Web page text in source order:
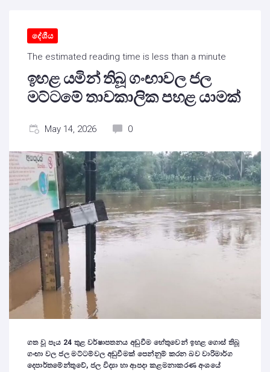
දේශීය
The estimated reading time is less than a minute
ඉහළ යමින් තිබූ ගංඟාවල ජල
මට්ටමේ තාවකාලික පහළ යාමක්
May 14, 2026 0
ගත වූ පැය 24 තුළ වර්ෂාපතනය අඩුවීම හේතුවෙන් ඉහළ ගොස් තිබූ
ගංඟා වල ජල මට්ටම්වල අඩුවීමක් පෙන්නුම් කරන බව වාරිමාර්ග
දෙපාර්තමේන්තුවේ, ජල විද්‍යා හා ආපදා කළමනාකරණ අංශයේ